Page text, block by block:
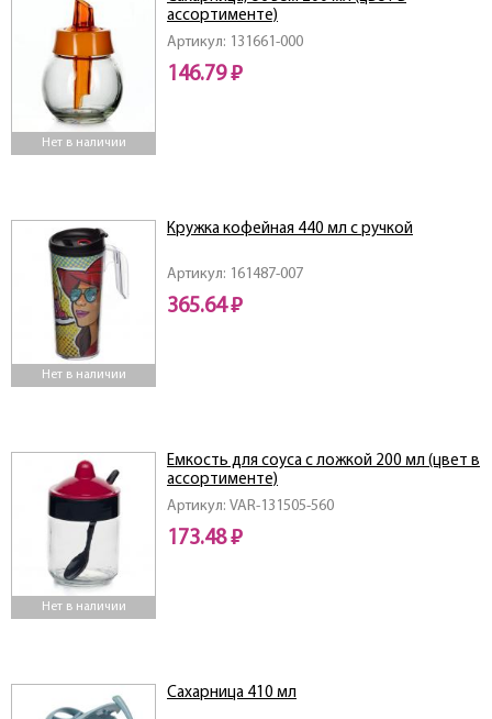
Нет в наличии
Артикул: 131661-000
ассортименте)
146.79 ₽
Нет в наличии
Артикул: 161487-007
Кружка кофейная 440 мл с ручкой
365.64 ₽
Нет в наличии
Артикул: VAR-131505-560
Емкость для соуса с ложкой 200 мл (цвет в
ассортименте)
173.48 ₽
Сахарница 410 мл